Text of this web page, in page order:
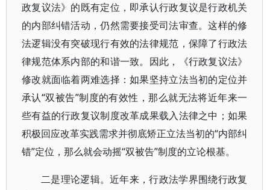
政复议法》的既有定位，即承认行政复议是行政机关
的内部纠错活动，仍然需要接受司法审查。这样的修
法逻辑没有突破现行有效的法律规范，保障了行政法
律规范体系内部的和谐一致。因此，《行政复议法》
修改就面临着两难选择：如果坚持立法当初的定位并
承认“双被告”制度的有效性，那么就无法将近年来一
些有益的行政复议制度改革成果载入法律之中；如果
积极回应改革实践需求并彻底矫正立法当初的“内部纠
错”定位，那么就会动摇“双被告”制度的立论根基。
二是理论逻辑。近年来，行政法学界围绕行政复